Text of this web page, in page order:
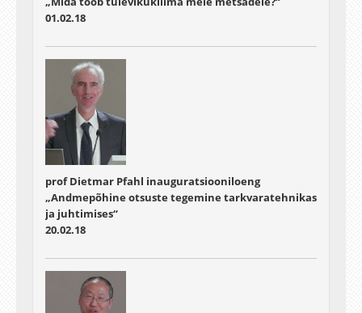
01.02.18
prof Dietmar Pfahl inauguratsiooniloeng
„Andmepõhine otsuste tegemine tarkvaratehnikas
ja juhtimises“
20.02.18